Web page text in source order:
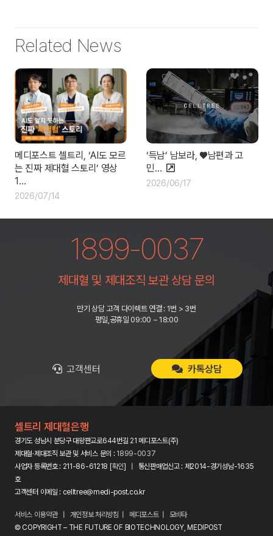
Related News
메디포스트 셀트리, ‘AI도 모르
는 진짜 제대혈 스토리’ 영상
1…
2026/07/14
‘득남’ 남보라, ♥남편과 고
민…
2026/06/17
1899-0037
제대혈 및 제대조직 보관 상담 문의
만기 상담 고객 다이렉트 연결 : 1번 > 3번
평일,공휴일 09:00 ~ 18:00
고객센터 카톡상담
셀트리 제대혈은행
경기도 성남시 분당구 대왕판교로644번길 21 메디포스트(주)
제대혈·제대조직 보관 및 서비스 문의 : 1899-0037
사업자 등록번호 : 211-86-61218 [확인] | 통신판매업신고 : 제2014-경기성남-1635
호
고객센터 이메일 : celltree@medi-post.co.kr
서비스 이용약관| 개인정보 처리방침 | 메디포스트 | 모비타
© COPYRIGHT – THE FUTURE OF BIOTECHNOLOGY, MEDIPOST